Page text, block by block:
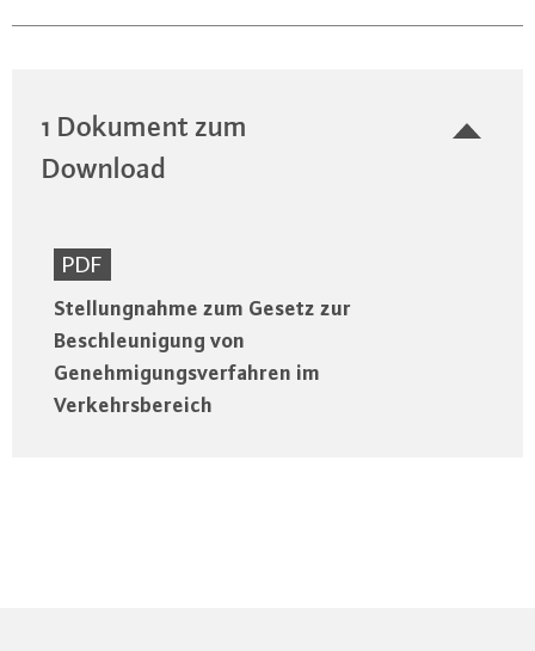
1 Dokument zum
Download
PDF
Stellungnahme zum Gesetz zur
Beschleunigung von
Genehmigungsverfahren im
Verkehrsbereich